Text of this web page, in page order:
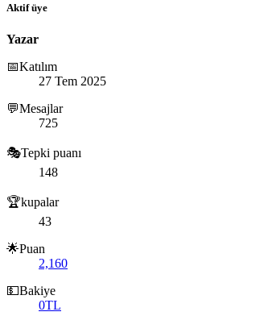
Aktif üye
Yazar
📅Katılım
27 Tem 2025
💬Mesajlar
725
🎭Tepki puanı
148
🏆kupalar
43
🌟Puan
2,160
💵Bakiye
0TL